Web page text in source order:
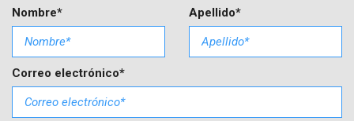
Entrada iluminada
Advertencia de baja presión en las llantas
Option Group 01
Nombre* Apellido*
Correo electrónico*